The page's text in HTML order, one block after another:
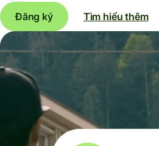
Đăng ký Tìm hiểu thêm